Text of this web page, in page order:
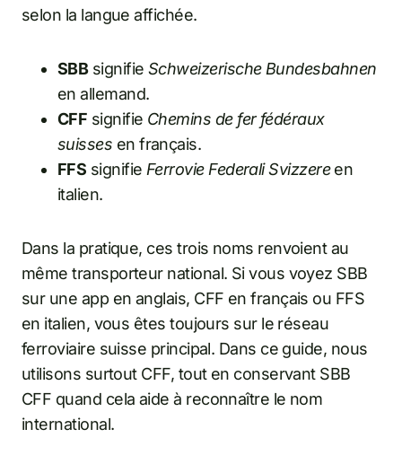
selon la langue affichée.
SBBsignifie Schweizerische Bundesbahnen
en allemand.
CFF signifie Chemins de fer fédéraux
suisses en français.
FFS signifie Ferrovie Federali Svizzereen
italien.
Dans la pratique, ces trois noms renvoient au
même transporteur national. Si vous voyez SBB
sur une app en anglais, CFF en français ou FFS
en italien, vous êtes toujours sur le réseau
ferroviaire suisse principal. Dans ce guide, nous
utilisons surtout CFF, tout en conservant SBB
CFF quand cela aide à reconnaître le nom
international.